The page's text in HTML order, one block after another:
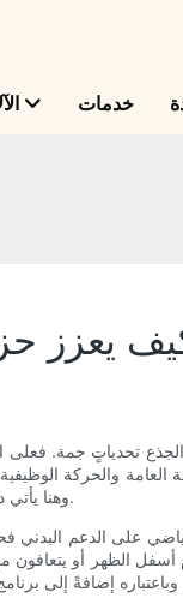
خدمات
يعزز
الجذع تحدياتٍ جمة.
والحركة الوظيفية.
وهنا يأتي دور دعامة الخصر المصنوعة من النيوبرين، والتي تقدم حلولًا لرفع فعالية تمارين عضلات الجذع وتحسين الأداء الرياضي.
على الدعم
أسفل الظهر أو